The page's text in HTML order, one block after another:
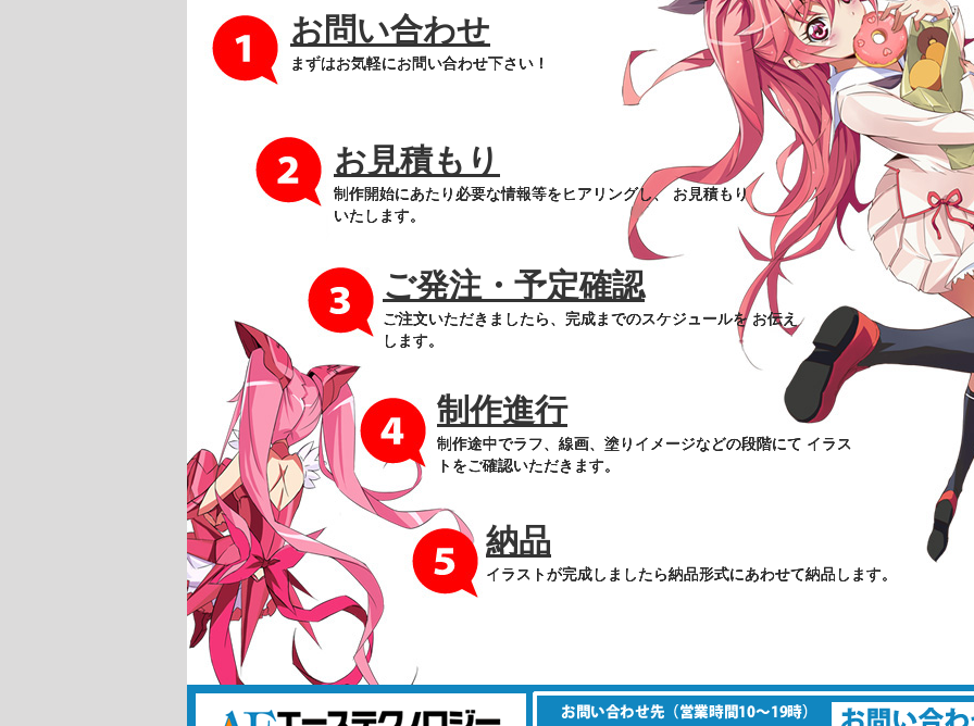
お問い合わせ
まずはお気軽にお問い合わせ下さい！
お見積もり
制作開始にあたり必要な情報等をヒアリングし、 お見積もり
いたします。
ご発注・予定確認
ご注文いただきましたら、完成までのスケジュールを お伝え
します。
制作進行
制作途中でラフ、線画、塗りイメージなどの段階にて イラス
トをご確認いただきます。
納品
イラストが完成しましたら納品形式にあわせて納品します。